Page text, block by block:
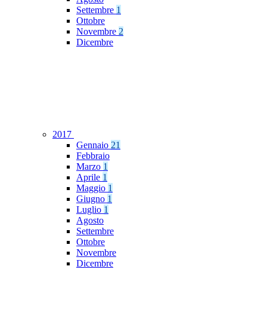
Settembre 1
Ottobre
Novembre 2
Dicembre
2017
Gennaio 21
Febbraio
Marzo 1
Aprile 1
Maggio 1
Giugno 1
Luglio 1
Agosto
Settembre
Ottobre
Novembre
Dicembre